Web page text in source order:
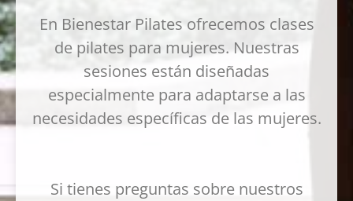
En Bienestar Pilates ofrecemos clases
de pilates para mujeres. Nuestras
sesiones están diseñadas
especialmente para adaptarse a las
necesidades específicas de las mujeres.
Si tienes preguntas sobre nuestros